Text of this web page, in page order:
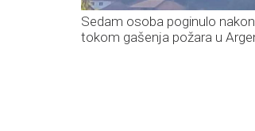
Sedam osoba poginulo
tokom gašenja požara u